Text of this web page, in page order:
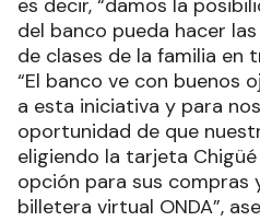
del banco pueda hacer
de clases de la familia en
“El banco ve con buenos
a esta iniciativa y para
oportunidad de que
eligiendo la tarjeta
opción para sus compras
billetera virtual ONDA”,